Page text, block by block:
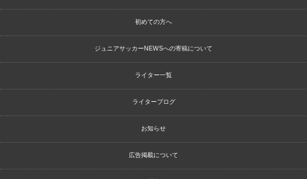
初めての方へ
ジュニアサッカーNEWSへの寄稿について
ライター一覧
ライターブログ
お知らせ
広告掲載について